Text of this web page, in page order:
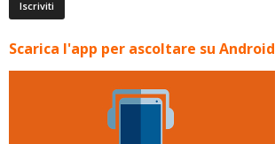
Scarica l'app per ascoltare su Android